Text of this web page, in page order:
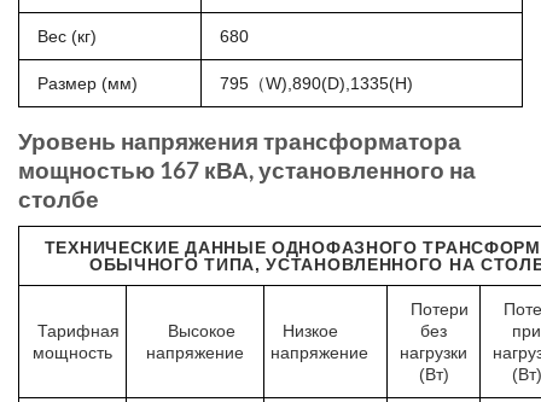
Вес (кг) 680
Размер (мм) 795（W),890(D),1335(H)
Уровень напряжения трансформатора
мощностью 167 кВА, установленного на
столбе
ТЕХНИЧЕСКИЕ ДАННЫЕ ОДНОФАЗНОГО
ОБЫЧНОГО ТИПА, УСТАНОВЛЕННОГО НА
Тарифная
мощность
Высокое
напряжение
Низкое
напряжение
Потери
без
нагрузки
(Вт)
при
(Вт)